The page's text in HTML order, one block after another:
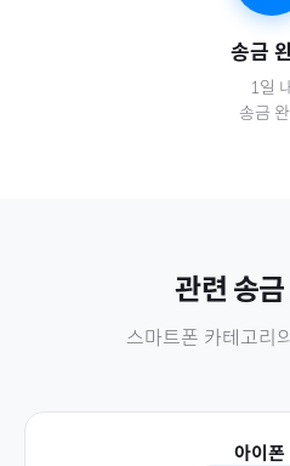
송금
1일
송금
관련 송
스마트폰 카테고리
아이